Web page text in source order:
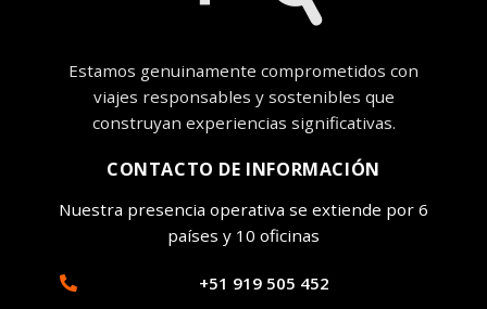
Estamos genuinamente comprometidos con
viajes responsables y sostenibles que
construyan experiencias significativas.
CONTACTO DE INFORMACIÓN
Nuestra presencia operativa se extiende por 6
países y 10 oficinas
+51 919 505 452